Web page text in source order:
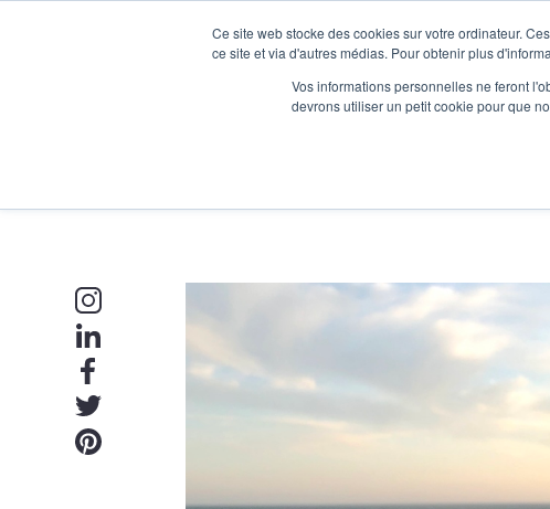
Ce site web stocke des cookies sur votre ordinateur.
ce site et via d'autres médias. Pour obtenir plus
Vos informations personnelles ne feront
devrons utiliser un petit cookie pour que
Je participe à une session d’information Le